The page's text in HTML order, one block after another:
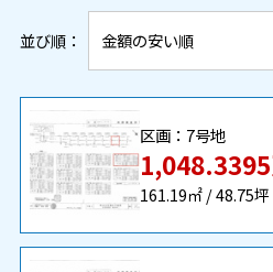
並び順：
区画：7号地
161.19㎡ / 48.75坪